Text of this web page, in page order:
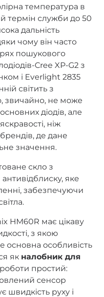
температура в
термін служби до 50
дальність
чому він часто
пошукового
Cree XP-G2 з
і Everlight 2835
світить з
звичайно, не може
діодів, але
ніж
де дане
значення.
скло з
яке
забезпечуючи
HM60R має цікаву
з якою
основна особливість
як налобник для
простий:
сенсор
швидкість руху і